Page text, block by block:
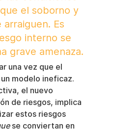
el soborno y
Es
interno se
grave amenaza.
una vez que el
modelo ineficaz.
el nuevo
de riesgos, implica
estos riesgos
se conviertan en